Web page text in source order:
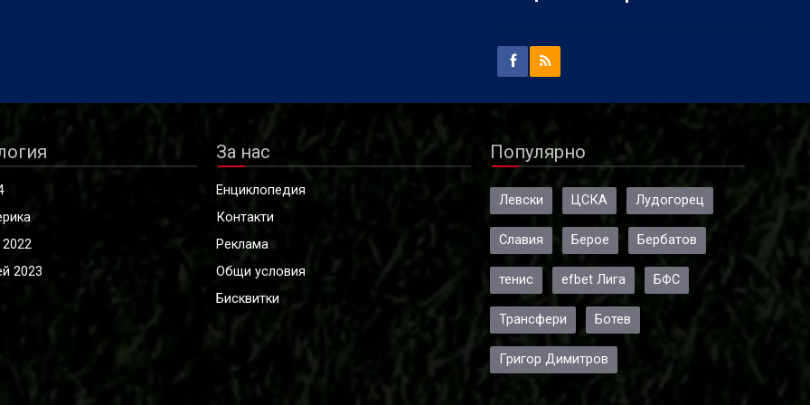
2023
За нас
Енциклопедия
Контакти
Реклама
Общи условия
Бисквитки
Популярно
Левски ЦСКА Лудогорец
Славия Берое Бербатов
тенис efbet Лига БФС
Трансфери Ботев
Григор Димитров